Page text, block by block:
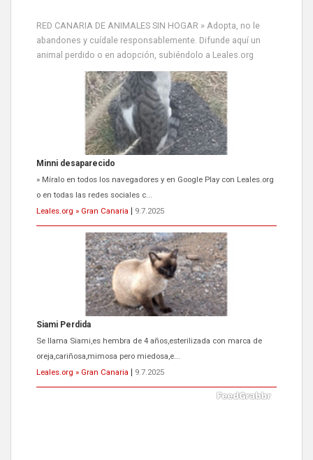
RED CANARIA DE ANIMALES SIN HOGAR » Adopta, no le
abandones y cuídale responsablemente. Difunde aquí un
animal perdido o en adopción, subiéndolo a Leales.org
Siami Perdida
Se llama Siami,es hembra de 4 años,esterilizada con marca de
oreja,cariñosa,mimosa pero miedosa,e...
Leales.org » Gran Canaria
9.7.2025
ADOPCIÓN URGENTE GATA TEROR GRAN CANARIA
El ayuntamiento se va a llevar a Los Gatos callejeros de la zona los
próximos días, ella incluida...
Leales.org » Gran Canaria
9.7.2025